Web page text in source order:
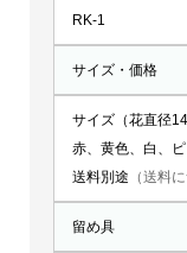
RK-1
サイズ・価格
サイズ（花直径
赤、黄色、白、
送料別途 （送料
留め具